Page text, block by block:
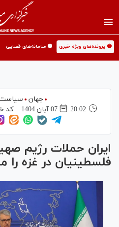
🟡 پرونده‌های ویژه خبری 🟡 سامانه‌های قضایی
جهان
20:02
07 آبان 1404 کد
ایران حملات رژیم
فلسطینیان در غزه را